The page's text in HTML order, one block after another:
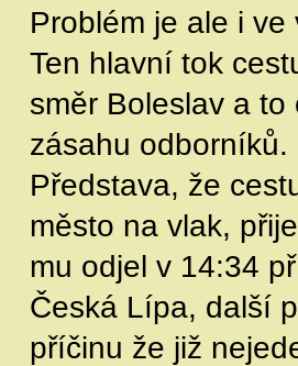
Problém je ale i
Ten hlavní tok
směr Boleslav a
zásahu
Představa, že
město na vlak,
mu odjel v 14:34
Česká Lípa, další
příčinu že již